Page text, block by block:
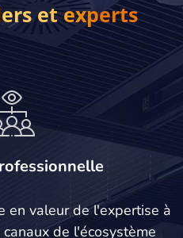
et experts
en valeur de l'expertise à
de l'écosystème